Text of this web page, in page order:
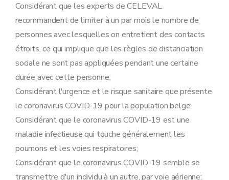
Considérant que les experts de CELEVAL
recommandent de limiter à un par mois le nombre de
personnes avec lesquelles on entretient des contacts
étroits, ce qui implique que les règles de distanciation
sociale ne sont pas appliquées pendant une certaine
durée avec cette personne;
Considérant l'urgence et le risque sanitaire que présente
le coronavirus COVID-19 pour la population belge;
Considérant que le coronavirus COVID-19 est une
maladie infectieuse qui touche généralement les
poumons et les voies respiratoires;
Considérant que le coronavirus COVID-19 semble se
transmettre d'un individu à un autre, par voie aérienne;